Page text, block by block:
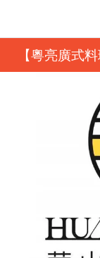
【粵亮廣式